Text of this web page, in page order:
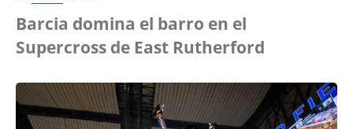
Barcia domina el barro en el
Supercross de East Rutherford